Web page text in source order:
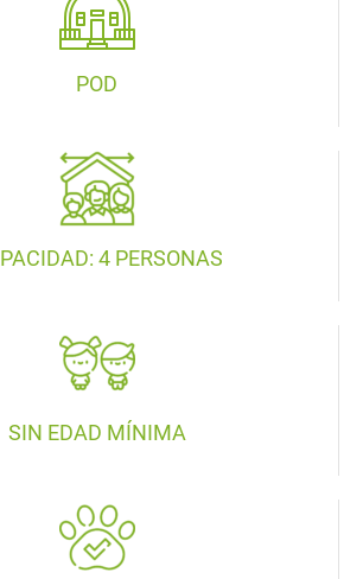
POD
4 PERSONAS
SIN EDAD MÍNIMA